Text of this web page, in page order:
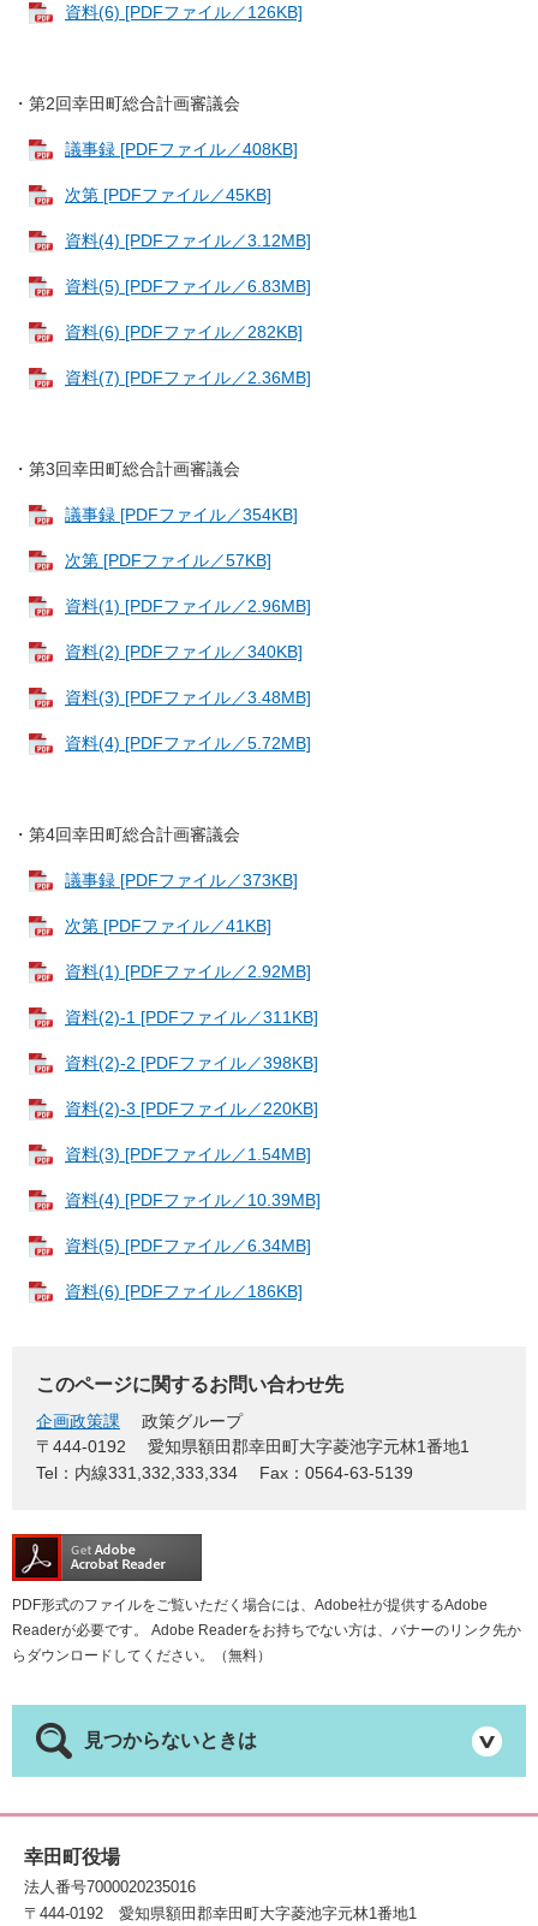
資料(6) [PDFファイル／126KB]
・第2回幸田町総合計画審議会
議事録 [PDFファイル／408KB]
次第 [PDFファイル／45KB]
資料(4) [PDFファイル／3.12MB]
資料(5) [PDFファイル／6.83MB]
資料(6) [PDFファイル／282KB]
資料(7) [PDFファイル／2.36MB]
・第3回幸田町総合計画審議会
議事録 [PDFファイル／354KB]
次第 [PDFファイル／57KB]
資料(1) [PDFファイル／2.96MB]
資料(2) [PDFファイル／340KB]
資料(3) [PDFファイル／3.48MB]
資料(4) [PDFファイル／5.72MB]
・第4回幸田町総合計画審議会
議事録 [PDFファイル／373KB]
次第 [PDFファイル／41KB]
資料(1) [PDFファイル／2.92MB]
資料(2)-1 [PDFファイル／311KB]
資料(2)-2 [PDFファイル／398KB]
資料(2)-3 [PDFファイル／220KB]
資料(3) [PDFファイル／1.54MB]
資料(4) [PDFファイル／10.39MB]
資料(5) [PDFファイル／6.34MB]
資料(6) [PDFファイル／186KB]
このページに関するお問い合わせ先
企画政策課
政策グループ
〒444-0192
愛知県額田郡幸田町大字菱池字元林1番地1
Tel：内線331,332,333,334
Fax：0564-63-5139
PDF形式のファイルをご覧いただく場合には、Adobe社が提供するAdobe
Readerが必要です。
Adobe Readerをお持ちでない方は、バナーのリンク先か
らダウンロードしてください。（無料）
見つからないときは
幸田町役場
法人番号7000020235016
〒444-0192
愛知県額田郡幸田町大字菱池字元林1番地1